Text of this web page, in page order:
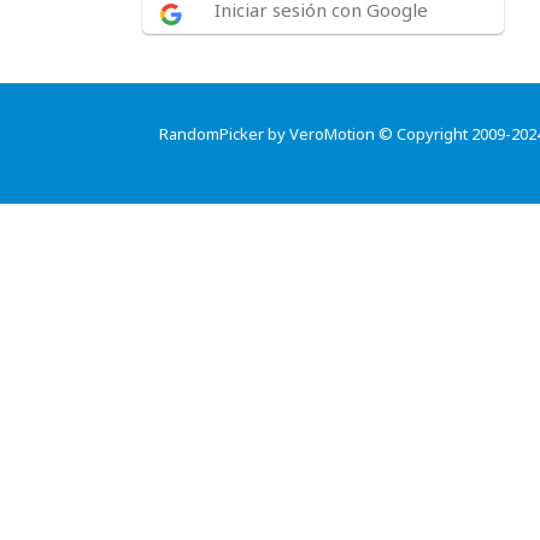
Iniciar sesión con Google
RandomPicker by VeroMotion © Copyright 2009-